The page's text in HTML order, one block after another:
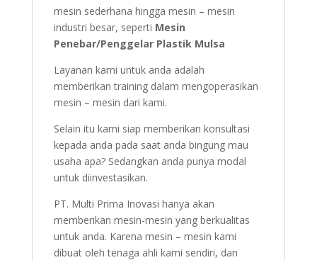
mesin sederhana hingga mesin – mesin
industri besar, seperti Mesin
Penebar/Penggelar Plastik Mulsa
Layanan kami untuk anda adalah
memberikan training dalam mengoperasikan
mesin – mesin dari kami.
Selain itu kami siap memberikan konsultasi
kepada anda pada saat anda bingung mau
usaha apa? Sedangkan anda punya modal
untuk diinvestasikan.
PT. Multi Prima Inovasi hanya akan
memberikan mesin-mesin yang berkualitas
untuk anda. Karena mesin – mesin kami
dibuat oleh tenaga ahli kami sendiri, dan